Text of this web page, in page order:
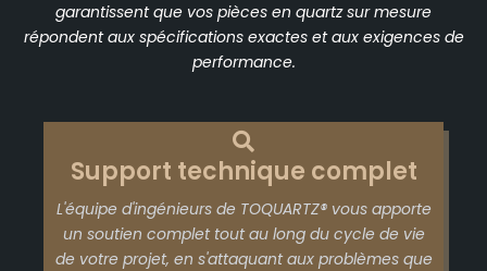
garantissent que vos pièces en quartz sur mesure
répondent aux spécifications exactes et aux exigences de
performance.
Support technique complet
L'équipe d'ingénieurs de TOQUARTZ® vous apporte
un soutien complet tout au long du cycle de vie
de votre projet, en s'attaquant aux problèmes que